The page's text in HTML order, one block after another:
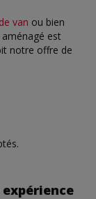
van ou bien
est
notre offre de